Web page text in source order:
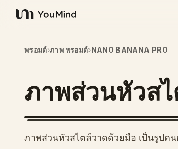
YouMind
พรอมต์›ภาพ พรอมต์›NANO BANANA PRO
ภาพส่วนหัวส
ภาพส่วนหัวสไตล์วาดด้วยมือ เป็นรูปค